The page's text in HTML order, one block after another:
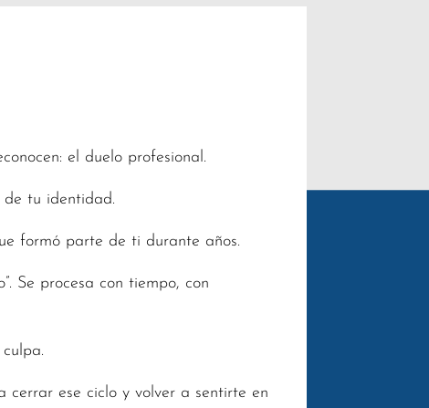
el duelo profesional.
de tu identidad.
formó parte de ti durante años.
Se procesa con tiempo, con
cerrar ese ciclo y volver a sentirte en